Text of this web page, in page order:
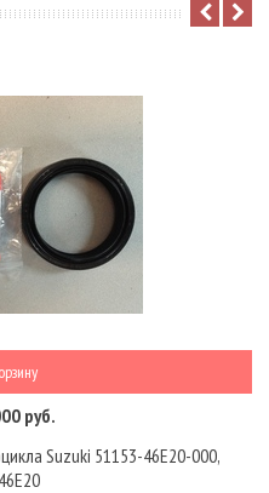
руб.
Suzuki 51153-46E20-000,